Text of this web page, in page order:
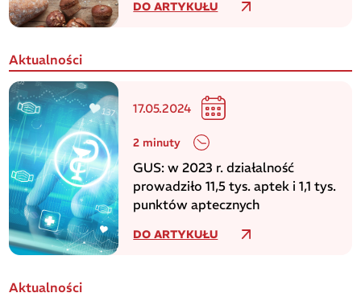
DO ARTYKUŁU
Aktualności
17.05.2024
2 minuty
GUS: w 2023 r. działalność
prowadziło 11,5 tys. aptek i 1,1 tys.
punktów aptecznych
DO ARTYKUŁU
Aktualności